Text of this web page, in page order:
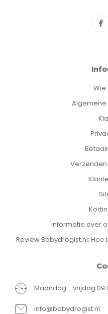
Wie
Informatie over
Review Babydrogist.nl;
Maandag - vrijdag
info@babydrogist.nl